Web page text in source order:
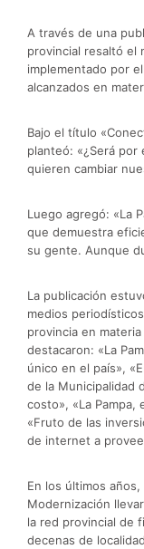
A través de una
provincial resaltó el
implementado por
alcanzados en
Bajo el título
planteó: «¿Será
quieren cambiar
Luego agregó: «La
que demuestra
su gente. Aunque
La publicación
medios
provincia en
destacaron: «La
único en el país»,
de la Municipalidad
costo», «La Pampa,
«Fruto de las
de internet a
En los últimos
Modernización
la red provincial de
decenas de